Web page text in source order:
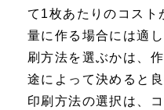
て1枚あたりのコスト
量に作る場合には適
刷方法を選ぶかは、
途によって決めると良
印刷方法の選択は、